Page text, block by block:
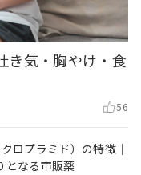
き気・胸やけ・食
56
ロプラミド）の特徴｜
となる市販薬